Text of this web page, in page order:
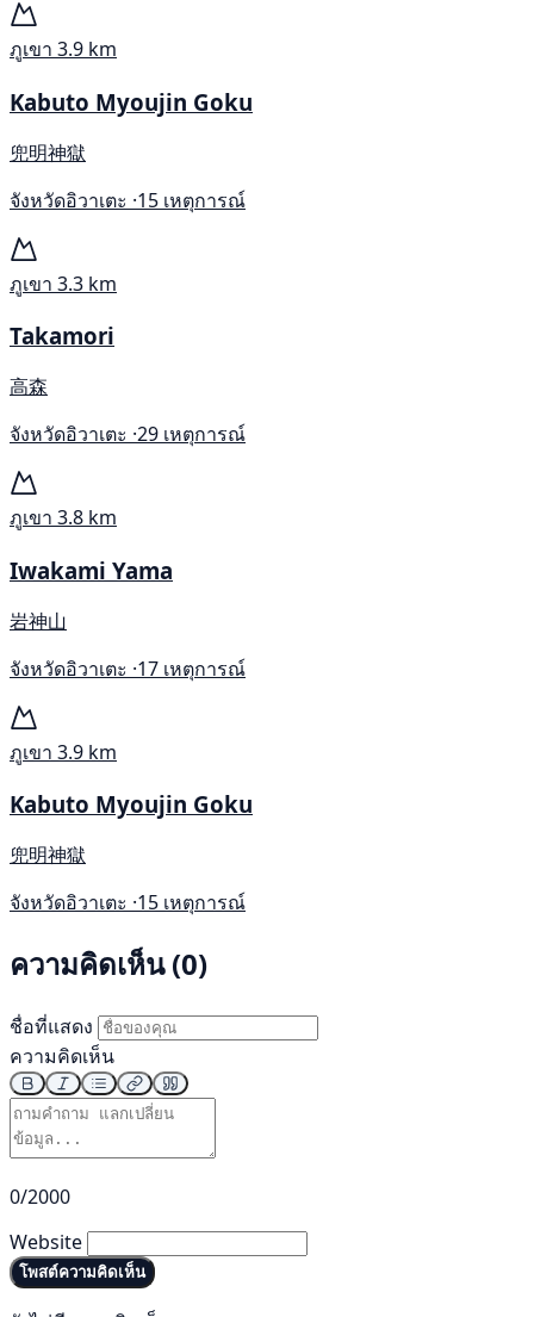
ภูเขา 3.9 km
Kabuto Myoujin Goku
兜明神獄
จังหวัดอิวาเตะ ·15 เหตุการณ์
ภูเขา 3.3 km
Takamori
高森
จังหวัดอิวาเตะ ·29 เหตุการณ์
ภูเขา 3.8 km
Iwakami Yama
岩神山
จังหวัดอิวาเตะ ·17 เหตุการณ์
ภูเขา 3.9 km
Kabuto Myoujin Goku
兜明神獄
จังหวัดอิวาเตะ ·15 เหตุการณ์
ความคิดเห็น (0)
ชื่อที่แสดง
ความคิดเห็น
0/2000
Website
โพสต์ความคิดเห็น